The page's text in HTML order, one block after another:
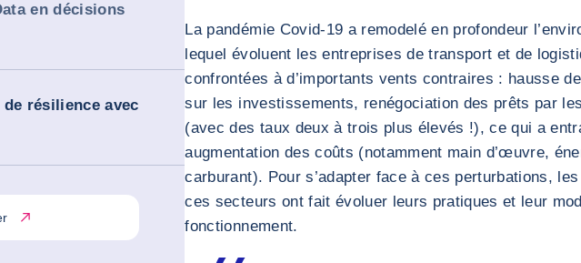
en décisions
résilience avec
La pandémie Covid-19 a remodelé en profondeur
lequel évoluent les entreprises de transport et de
confrontées à d’importants vents contraires : hausse
sur les investissements, renégociation des prêts par
(avec des taux deux à trois plus élevés !), ce qui a
augmentation des coûts (notamment main d’œuvre,
carburant). Pour s’adapter face à ces perturbations,
ces secteurs ont fait évoluer leurs pratiques et leur
fonctionnement.